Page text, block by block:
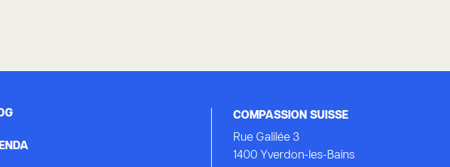
COMPASSION SUISSE
Rue Galilée 3
1400 Yverdon-les-Bains